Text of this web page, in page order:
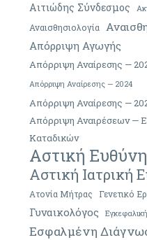
Αιτιώδης Σύνδεσμος
Αναισθησιολογία
Απόρριψη Αγωγής
Απόρριψη Αναίρεσης —
Απόρριψη Αναίρεσης — 2024
Απόρριψη Αναίρεσης —
Απόρριψη Αναιρέσεων —
Καταδικών
Αστική Ευθύνη
Αστική Ιατρική
Ατονία Μήτρας Γενετικό
Γυναικολόγος
Εσφαλμένη